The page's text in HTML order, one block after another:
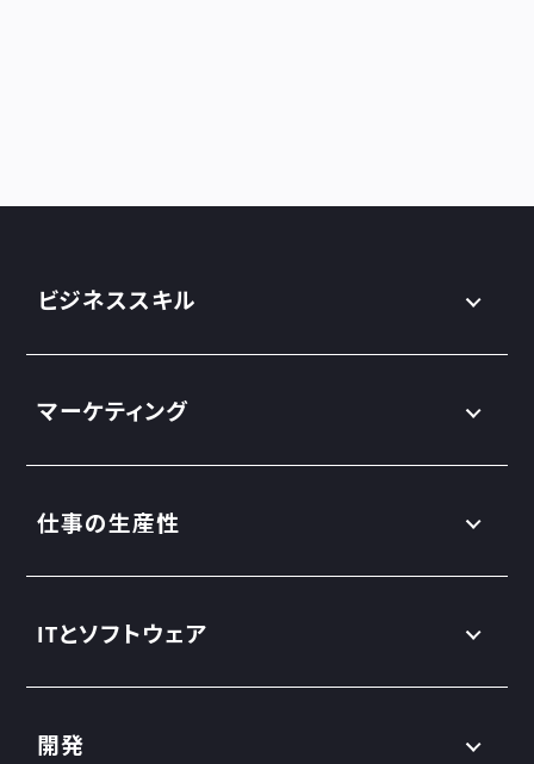
ビジネススキル
マーケティング
仕事の生産性
ITとソフトウェア
開発